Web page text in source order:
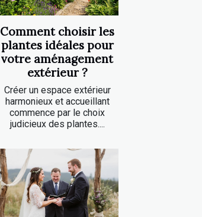
Comment choisir les
plantes idéales pour
votre aménagement
extérieur ?
Créer un espace extérieur
harmonieux et accueillant
commence par le choix
judicieux des plantes....